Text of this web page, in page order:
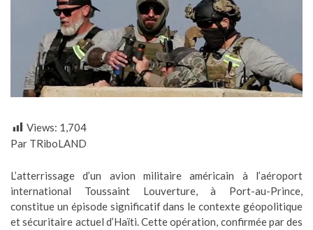
Views: 1,704
Par TRiboLAND
L’atterrissage d’un avion militaire américain à l’aéroport
international Toussaint Louverture, à Port-au-Prince,
constitue un épisode significatif dans le contexte géopolitique
et sécuritaire actuel d’Haïti. Cette opération, confirmée par des